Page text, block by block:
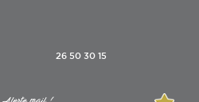
26 50 30 15